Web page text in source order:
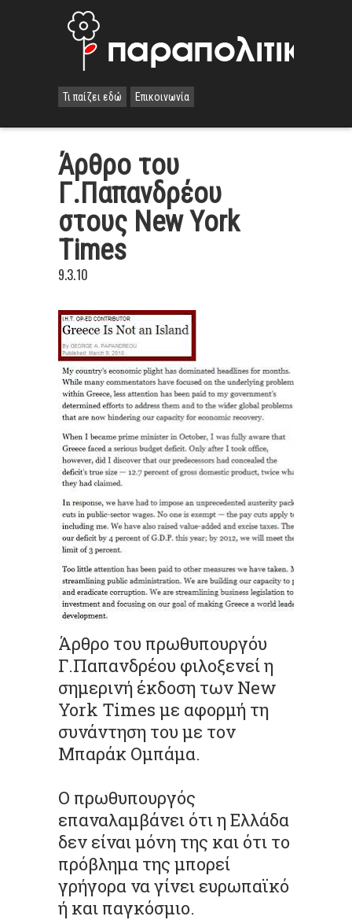
Τι παίζει εδώ Επικοινωνία
Άρθρο του
Γ.Παπανδρέου
στους New York
Times
9.3.10
Άρθρο του πρωθυπουργόυ
Γ.Παπανδρέου φιλοξενεί η
σημερινή έκδοση των New
York Times με αφορμή τη
συνάντηση του με τον
Μπαράκ Ομπάμα.
Ο πρωθυπουργός
επαναλαμβάνει ότι η Ελλάδα
δεν είναι μόνη της και ότι το
πρόβλημα της μπορεί
γρήγορα να γίνει ευρωπαϊκό
ή και παγκόσμιο.